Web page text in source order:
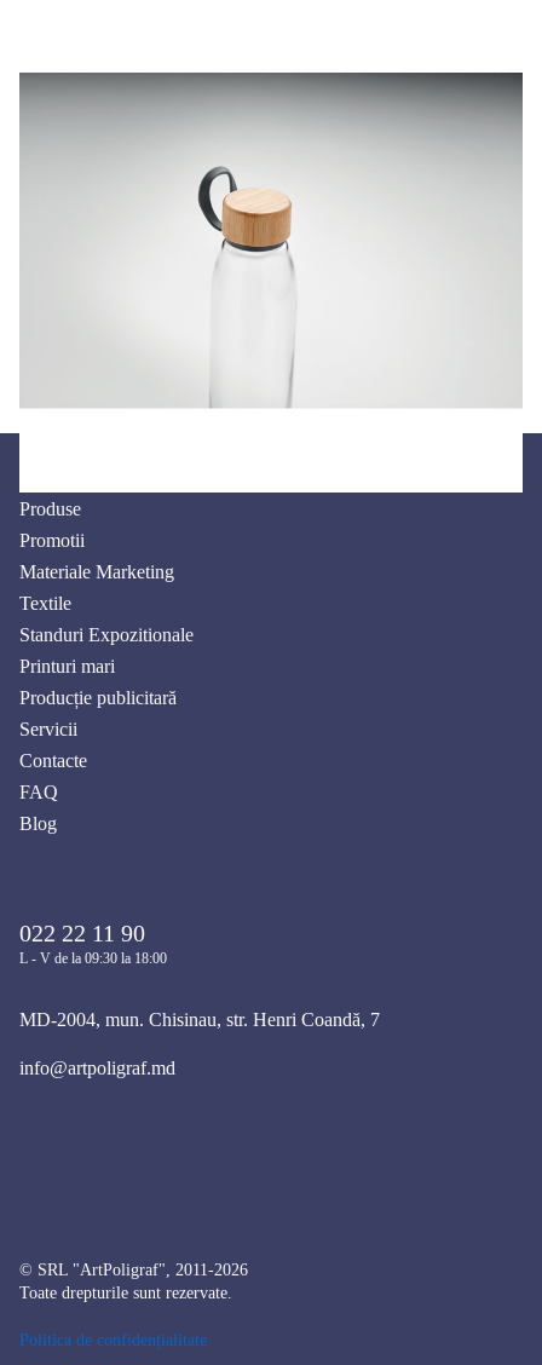
MODALITATI DE PLATA
Produse
Promotii
Materiale Marketing
Textile
Standuri Expozitionale
Printuri mari
Producție publicitară
Servicii
Contacte
FAQ
Blog
022 22 11 90
L - V de la 09:30 la 18:00
MD-2004, mun. Chisinau, str. Henri Coandă, 7
info@artpoligraf.md
© SRL "ArtPoligraf", 2011-2026
Toate drepturile sunt rezervate.
Politica de confidențialitate